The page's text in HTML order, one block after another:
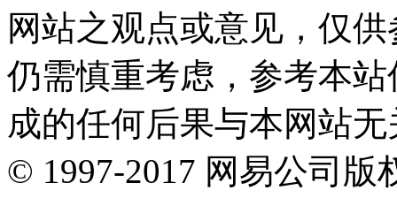
网站之观点或意见，仅
仍需慎重考虑，参考本
成的任何后果与本网站
© 1997-2017 网易公司版